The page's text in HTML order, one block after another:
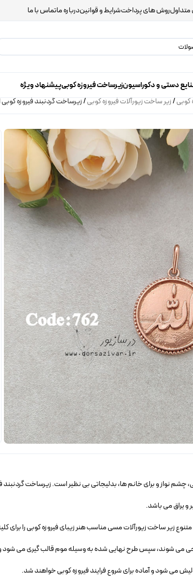
روش های پرداختشرایط و قوانیندرباره ماتماس با ما
دستی و دکوراسیونزیرساخت فیروزه کوبیپیشنهاد ویژه
کوبی/زیر ساخت زیورآلات فیروزه کوبی/زیرساخت گردنبند فیروزه کوبی الله طرح2
خانم ها، بدلیجاتی بی نظیر است. زیرساخت گردنبند فیروزه کوبی الله طرح2 مناسب ساخت
و یراق می باشد.
می شوند، سپس طرح نهایی شده به وسیله موم قالب گیری می
می شود و آماده برای شروع فرایند فیروزه کوبی خواهند شد.